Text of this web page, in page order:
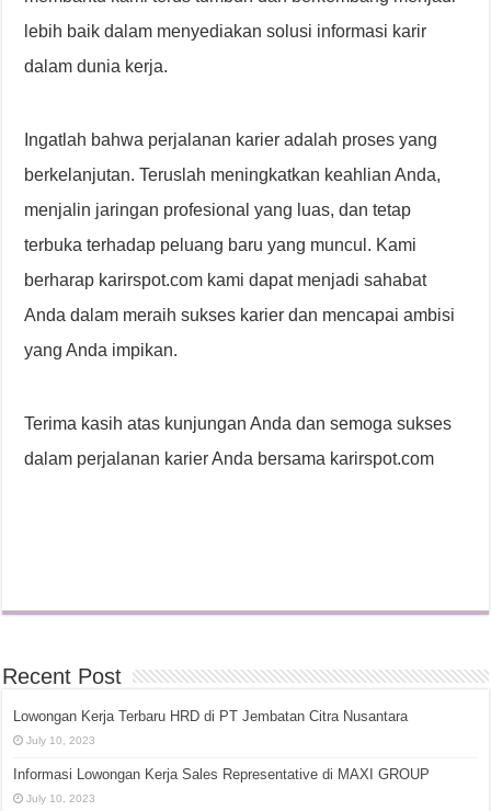
lebih baik dalam menyediakan solusi informasi karir
dalam dunia kerja.
Ingatlah bahwa perjalanan karier adalah proses yang
berkelanjutan. Teruslah meningkatkan keahlian Anda,
menjalin jaringan profesional yang luas, dan tetap
terbuka terhadap peluang baru yang muncul. Kami
berharap karirspot.com kami dapat menjadi sahabat
Anda dalam meraih sukses karier dan mencapai ambisi
yang Anda impikan.
Terima kasih atas kunjungan Anda dan semoga sukses
dalam perjalanan karier Anda bersama karirspot.com
Recent Post
Lowongan Kerja Terbaru HRD di PT Jembatan Citra Nusantara
July 10, 2023
Informasi Lowongan Kerja Sales Representative di MAXI GROUP
July 10, 2023